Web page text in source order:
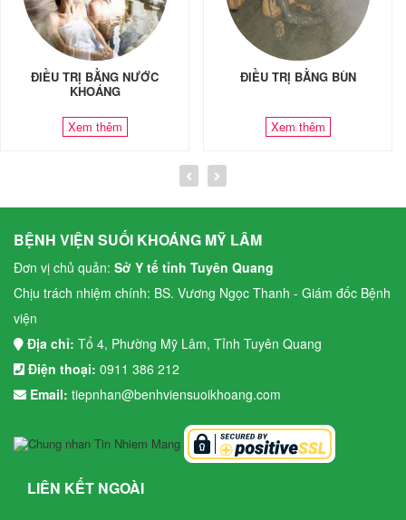
ĐIỀU TRỊ BẰNG NƯỚC
KHOÁNG
Xem thêm
ĐIỀU TRỊ BẰNG BÙN
Xem thêm
BỆNH VIỆN SUỐI KHOÁNG MỸ LÂM
Đơn vị chủ quản: Sở Y tế tỉnh Tuyên Quang
Chịu trách nhiệm chính: BS. Vương Ngọc Thanh - Giám đốc Bệnh
viện
Địa chỉ: Tổ 4, Phường Mỹ Lâm, Tỉnh Tuyên Quang
Điện thoại: 0911 386 212
Email: tiepnhan@benhviensuoikhoang.com
LIÊN KẾT NGOÀI